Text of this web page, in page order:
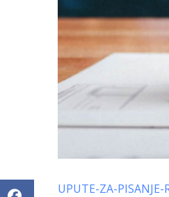
UPUTE-ZA-